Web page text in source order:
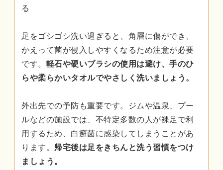
る
足をゴシゴシ洗い過ぎると、角層に傷ができ、
かえって菌が侵入しやすくなるため注意が必要
です。 軽石や硬いブラシの使用は避け、手のひ
らや柔らかいタオルでやさしく洗いましょう。
外出先での予防も重要です。ジムや温泉、プー
ルなどの施設では、不特定多数の人が裸足で利
用するため、白癬菌に感染してしまうことがあ
ります。 帰宅後は足をきちんと洗う習慣をつけ
ましょう。